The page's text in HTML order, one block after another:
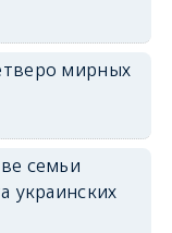
erid: 2SDnjdvhGXG
мирных
семьи
украинских